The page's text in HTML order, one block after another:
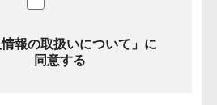
おいて業務委託先にお客様の個
力を図ります。
・提供
情報の取扱いについて」に
同意する